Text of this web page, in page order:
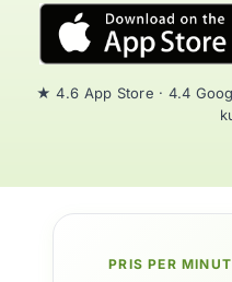
★ 4.6 App Store · 4.4
PRIS PER